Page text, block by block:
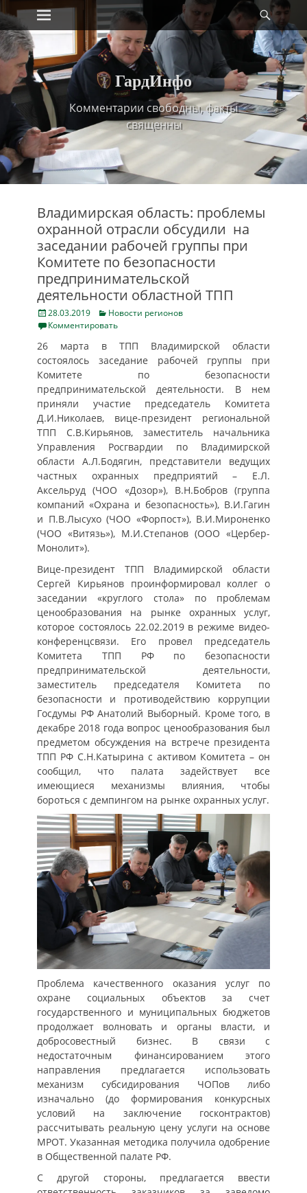
Skip
content
Primary Menu
ГардИнфо
Комментарии свободны, факты
священны
Владимирская область: проблемы
охранной отрасли обсудили на
заседании рабочей группы при
Комитете по безопасности
предпринимательской
деятельности областной ТПП
Posted
on
28.03.2019 Categories
Новости регионов
Комментировать
26 марта в ТПП Владимирской области
состоялось заседание рабочей группы при
Комитете по безопасности
предпринимательской деятельности. В нем
приняли участие председатель Комитета
Д.И.Николаев, вице-президент региональной
ТПП С.В.Кирьянов, заместитель начальника
Управления Росгвардии по Владимирской
области А.Л.Бодягин, представители ведущих
частных охранных предприятий – Е.Л.
Аксельруд (ЧОО «Дозор»), В.Н.Бобров (группа
компаний «Охрана и безопасность»), В.И.Гагин
и П.В.Лысухо (ЧОО «Форпост»), В.И.Мироненко
(ЧОО «Витязь»), М.И.Степанов (ООО «Цербер-
Монолит»).
Вице-президент ТПП Владимирской области
Сергей Кирьянов проинформировал коллег о
заседании «круглого стола» по проблемам
ценообразования на рынке охранных услуг,
которое состоялось 22.02.2019 в режиме видео-
конференцсвязи. Его провел председатель
Комитета ТПП РФ по безопасности
предпринимательской деятельности,
заместитель председателя Комитета по
безопасности и противодействию коррупции
Госдумы РФ Анатолий Выборный. Кроме того, в
декабре 2018 года вопрос ценообразования был
предметом обсуждения на встрече президента
ТПП РФ С.Н.Катырина с активом Комитета – он
сообщил, что палата задействует все
имеющиеся механизмы влияния, чтобы
бороться с демпингом на рынке охранных услуг.
Проблема качественного оказания услуг по
охране социальных объектов за счет
государственного и муниципальных бюджетов
продолжает волновать и органы власти, и
добросовестный бизнес. В связи с
недостаточным финансированием этого
направления предлагается использовать
механизм субсидирования ЧОПов либо
изначально (до формирования конкурсных
условий на заключение госконтрактов)
рассчитывать реальную цену услуги на основе
МРОТ. Указанная методика получила одобрение
в Общественной палате РФ.
С другой стороны, предлагается ввести